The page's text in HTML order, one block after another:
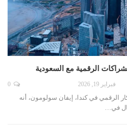
الرقمية مع السعودية
فبراير 19, 2026
الرقمي في كندا، إيفان سولومون، أنه
في…